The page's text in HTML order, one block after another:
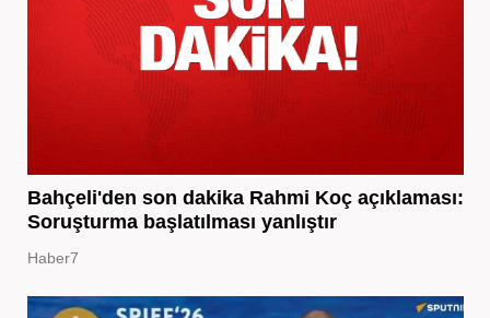
Bahçeli'den son dakika Rahmi Koç açıklaması:
Soruşturma başlatılması yanlıştır
Haber7